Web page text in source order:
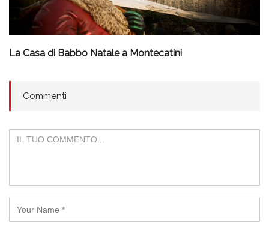
La Casa di Babbo Natale a Montecatini
Commenti